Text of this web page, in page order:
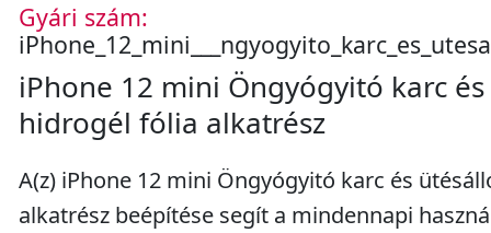
Gyári szám:
iPhone 12 mini Öngyógyitó karc
hidrogél fólia alkatrész
A(z) iPhone 12 mini Öngyógyitó karc és
alkatrész beépítése segít a mindennapi